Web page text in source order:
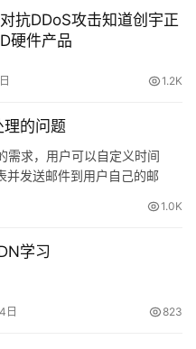
抗DDoS攻击知道创宇正
硬件产品
1.2K
理的问题
需求，用户可以自定义时间
并发送邮件到用户自己的邮
1.0K
学习
日 823